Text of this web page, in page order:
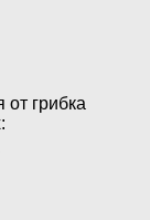
от грибка